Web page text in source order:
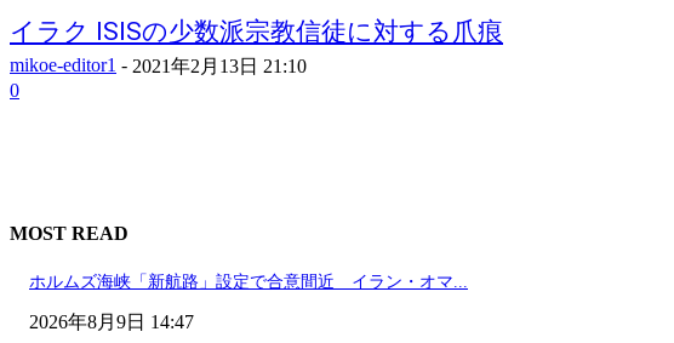
イラク ISISの少数派宗教信徒に対する爪痕
mikoe-editor1 - 2021年2月13日 21:10
0
MOST READ
ホルムズ海峡「新航路」設定で合意間近 イラン・オマ...
2026年8月9日 14:47